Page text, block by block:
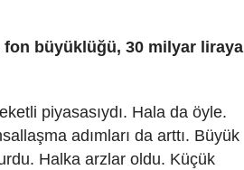
büyüklüğü, 30 milyar liraya
piyasasıydı. Hala da öyle.
adımları da arttı. Büyük
Halka arzlar oldu. Küçük